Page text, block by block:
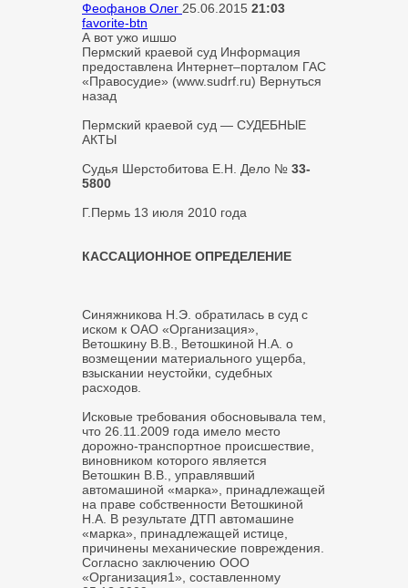
Феофанов Олег 25.06.2015 21:03
favorite-btn
А вот ужо ишшо
Пермский краевой суд Информация
предоставлена Интернет–порталом ГАС
«Правосудие» (www.sudrf.ru) Вернуться
назад
Пермский краевой суд — СУДЕБНЫЕ
АКТЫ
Судья Шерстобитова Е.Н. Дело № 33-
5800
Г.Пермь 13 июля 2010 года
КАССАЦИОННОЕ ОПРЕДЕЛЕНИЕ
Синяжникова Н.Э. обратилась в суд с
иском к ОАО «Организация»,
Ветошкину В.В., Ветошкиной Н.А. о
возмещении материального ущерба,
взыскании неустойки, судебных
расходов.
Исковые требования обосновывала тем,
что 26.11.2009 года имело место
дорожно-транспортное происшествие,
виновником которого является
Ветошкин В.В., управлявший
автомашиной «марка», принадлежащей
на праве собственности Ветошкиной
Н.А. В результате ДТП автомашине
«марка», принадлежащей истице,
причинены механические повреждения.
Согласно заключению ООО
«Организация1», составленному